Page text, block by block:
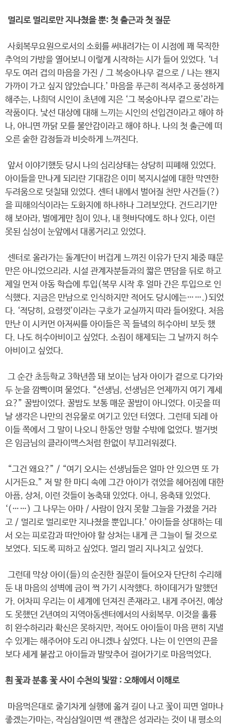
멀리로 멀리로만 지나쳤을 뿐: 첫 출근과 첫 질문
사회복무요원으로서의 소회를 써내려가는 이 시점에 꽤 묵직한
추억의 가방을 열어보니 이렇게 시작하는 시가 들어 있었다. ‘너
무도 여러 겹의 마음을 가진 / 그 복숭아나무 곁으로 / 나는 왠지
가까이 가고 싶지 않았습니다.’ 마음을 푸근히 적셔주고 풍성하게
해주는, 나희덕 시인이 초년에 지은 ‘그 복숭아나무 곁으로’라는
작품이다. 낯선 대상에 대해 느끼는 시인의 선입견이라고 해야 하
나, 아니면 까닭 모를 불안감이라고 해야 하나. 나의 첫 출근에 떠
오른 숱한 감정들과 비슷하게 느껴진다.
앞서 이야기했듯 당시 나의 심리상태는 상당히 피폐해 있었다.
아이들을 만나게 되리란 기대감은 이미 복지시설에 대한 막연한
두려움으로 덧칠돼 있었다. 센터 내에서 벌어질 천만 사건들(?)
을 피해의식이라는 도화지에 하나하나 그려보았다. 건드리기만
해 보아라, 벌에게만 침이 있나, 내 혓바닥에도 하나 있다, 이런
못된 심성이 눈앞에서 대롱거리고 있었다.
센터로 올라가는 돌계단이 버겁게 느껴진 이유가 단지 체중 때문
만은 아니었으리라. 시설 관계자분들과의 짧은 면담을 뒤로 하고
제일 먼저 아동 학습에 투입(복무 시작 후 얼마 간은 투입으로 인
식했다. 지금은 만남으로 인식하지만 적어도 당시에는…….)되었
다. ‘적당히, 요령껏’이라는 구호가 교실까지 따라 들어왔다. 처음
만난 이 시커먼 아저씨를 아이들은 꼭 들녘의 허수아비 보듯 했
다. 나도 허수아비이고 싶었다. 소집이 해제되는 그 날까지 허수
아비이고 싶었다.
그 순간 초등학교 3학년쯤 돼 보이는 남자 아이가 곁으로 다가와
두 눈을 깜빡이며 물었다. “선생님, 선생님은 언제까지 여기 계세
요?” 꿀밤이었다. 꿀밤도 보통 매운 꿀밤이 아니었다. 이곳을 떠
날 생각은 나만의 전유물로 여기고 있던 터였다. 그런데 되레 아
이들 쪽에서 그 말이 나오니 한동안 멍할 수밖에 없었다. 벌거벗
은 임금님의 클라이맥스처럼 한없이 부끄러워졌다.
“그건 왜요?” / “여기 오시는 선생님들은 얼마 안 있으면 또 가
시거든요.” 저 말 한 마디 속에 그간 아이가 겪었을 헤어짐에 대한
아픔, 상처, 이런 것들이 농축돼 있었다. 아니, 응축돼 있었다.
‘(……) 그 나무는 아마 / 사람이 앉지 못할 그늘을 가졌을 거라
고 / 멀리로 멀리로만 지나쳤을 뿐입니다.’ 아이들을 상대하는 데
서 오는 피로감과 떠안아야 할 상처는 내게 큰 그늘이 될 것으로
보였다. 되도록 피하고 싶었다. 멀리 멀리 지나치고 싶었다.
그런데 막상 아이(들)의 순진한 질문이 들어오자 단단히 수리해
둔 내 마음의 성벽에 금이 쩍 가기 시작했다. 하이데거가 말했던
가. 어차피 우리는 이 세계에 던져진 존재라고. 내게 주어진, 예상
도 못했던 2년여의 지역아동센터에서의 사회복무. 이것을 훌륭
히 완수하리라 확신은 못하지만, 적어도 아이들이 마음 편히 지낼
수 있게는 해주어야 도리 아니겠나 싶었다. 나는 이 인연의 끈을
보다 세게 붙잡고 아이들과 발맞추어 걸어가기로 마음먹었다.
흰 꽃과 분홍 꽃 사이 수천의 빛깔 : 오해에서 이해로
마음먹은대로 줄기차게 실행에 옮겨 길이 나고 꽃이 피면 얼마나
좋겠는가마는, 작심삼일이면 썩 괜찮은 성과라는 것이 내 평소의